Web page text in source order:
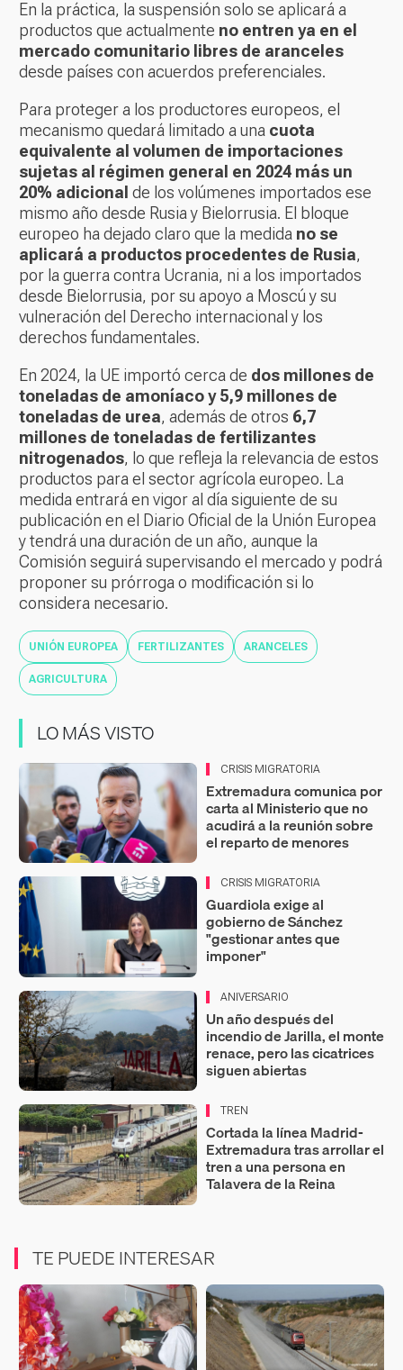
En la práctica, la suspensión solo se aplicará a
productos que actualmente no entren ya en el
mercado comunitario libres de aranceles
desde países con acuerdos preferenciales.
Para proteger a los productores europeos, el
mecanismo quedará limitado a una cuota
equivalente al volumen de importaciones
sujetas al régimen general en 2024 más un
20% adicional de los volúmenes importados ese
mismo año desde Rusia y Bielorrusia. El bloque
europeo ha dejado claro que la medida no se
aplicará a productos procedentes de Rusia,
por la guerra contra Ucrania, ni a los importados
desde Bielorrusia, por su apoyo a Moscú y su
vulneración del Derecho internacional y los
derechos fundamentales.
En 2024, la UE importó cerca de dos millones de
toneladas de amoníaco y 5,9 millones de
toneladas de urea, además de otros 6,7
millones de toneladas de fertilizantes
nitrogenados, lo que refleja la relevancia de estos
productos para el sector agrícola europeo. La
medida entrará en vigor al día siguiente de su
publicación en el Diario Oficial de la Unión Europea
y tendrá una duración de un año, aunque la
Comisión seguirá supervisando el mercado y podrá
proponer su prórroga o modificación si lo
considera necesario.
UNIÓN EUROPEA FERTILIZANTES ARANCELES
AGRICULTURA
LO MÁS VISTO
CRISIS MIGRATORIA
Extremadura comunica por
carta al Ministerio que no
acudirá a la reunión sobre
el reparto de menores
CRISIS MIGRATORIA
Guardiola exige al
gobierno de Sánchez
"gestionar antes que
imponer"
ANIVERSARIO
Un año después del
incendio de Jarilla, el monte
renace, pero las cicatrices
siguen abiertas
TREN
Cortada la línea Madrid-
Extremadura tras arrollar el
tren a una persona en
Talavera de la Reina
TE PUEDE INTERESAR